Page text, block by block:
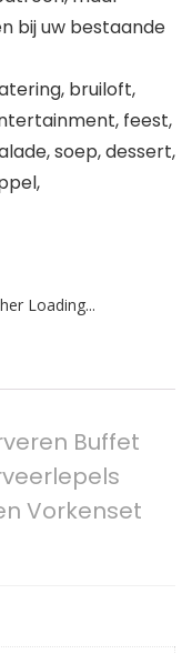
bij uw bestaande
bruiloft,
feest,
soep, dessert,
Loading...
Buffet
Vorkenset